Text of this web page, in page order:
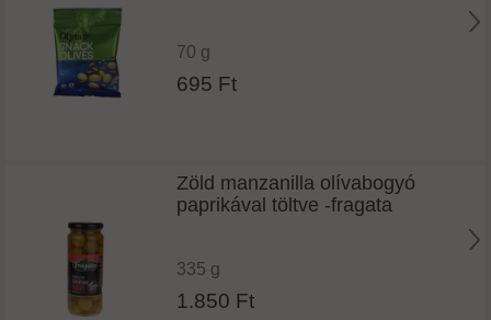
70 g
695 Ft
Zöld manzanilla olívabogyó
paprikával töltve -fragata
335 g
1.850 Ft